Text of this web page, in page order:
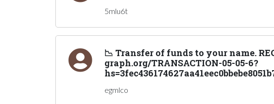
5mlu6t
📉 Transfer of funds to your name.
graph.org/TRANSACTION-05-05-6?
egmlco